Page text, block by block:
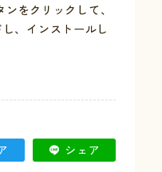
をクリックして、
、インストールし
シェア